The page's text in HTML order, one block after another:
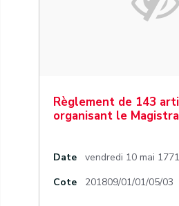
Règlement de 143
organisant le
Date
vendredi 10 mai 1771
Cote
201809/01/01/05/03